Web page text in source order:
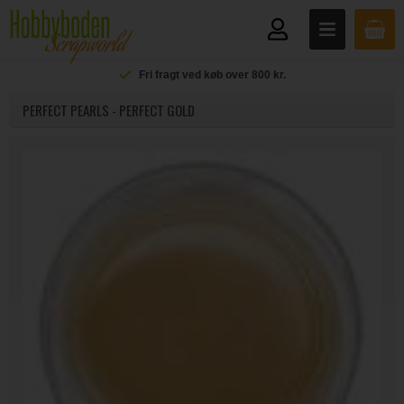
Fri fragt ved køb over 800 kr.
PERFECT PEARLS - PERFECT GOLD